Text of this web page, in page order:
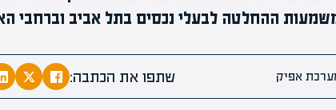
ההחלטה לבעלי נכסים בתל אביב וברחבי
אפיק שתפו את הכתבה: